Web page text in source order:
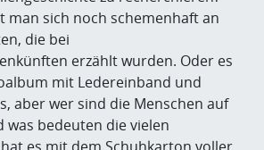
man sich noch schemenhaft an
die bei
erzählt wurden. Oder es
mit Ledereinband und
aber wer sind die Menschen auf
was bedeuten die vielen